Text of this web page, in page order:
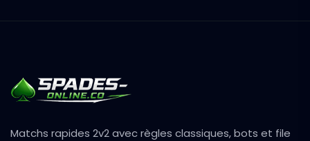
Matchs rapides 2v2 avec règles classiques, bots et file